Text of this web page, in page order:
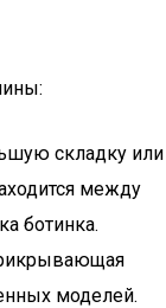
складку или
между
ботинка.
моделей.